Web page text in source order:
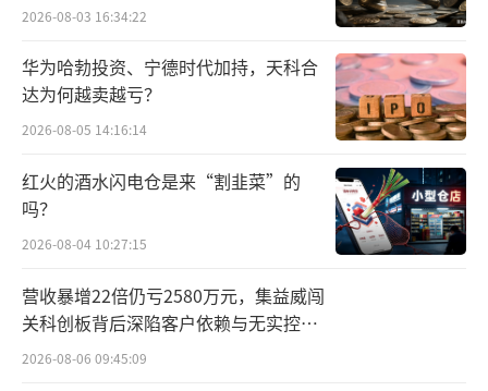
高度决定了收入，2009年，李宁净利润达
9.45亿元，同比上涨31%。2010年，李宁营业
收入达94.85亿元，并且超过阿迪达斯成为中国
市场市占率第二的品牌。
不过，中国的另一品牌安踏正在慢慢崛
起，且在中国市场与奥运的联系越来越紧密。
2024年6月25日，安踏携手中国奥委会，
在北京首钢园正式发布2024年巴黎奥运会中国
体育代表团领奖装备。
2026-08-03 16:34:22
华为哈勃投资、宁德时代加持，天科合
达为何越卖越亏？
2026-08-05 14:16:14
红火的酒水闪电仓是来“割韭菜”的
吗？
2026-08-04 10:27:15
营收暴增22倍仍亏2580万元，集益威闯
关科创板背后深陷客户依赖与无实控人
困局
2026-08-06 09:45:09